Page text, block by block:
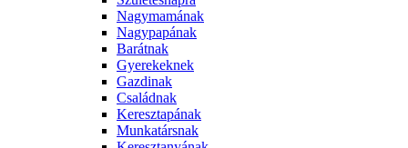
Nagymamának
Nagypapának
Barátnak
Gyerekeknek
Gazdinak
Családnak
Keresztapának
Munkatársnak